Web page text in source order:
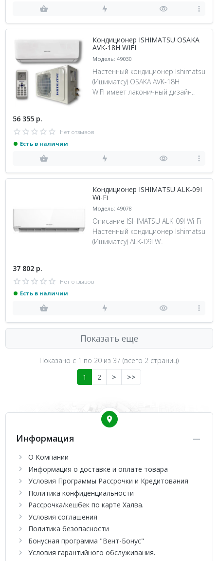
Кондиционер ISHIMATSU OSAKA
AVK-18H WIFI
Модель: 49030
Настенный кондиционер Ishimatsu
(Ишиматсу) OSAKA AVK-18H
WIFI имеет лаконичный дизайн..
56 355 р.
Нет отзывов
Есть в наличии
Кондиционер ISHIMATSU ALK-09I
Wi-Fi
Модель: 49078
Описание ISHIMATSU ALK-09I Wi-Fi
Настенный кондиционер Ishimatsu
(Ишиматсу) ALK-09I W..
37 802 р.
Нет отзывов
Есть в наличии
Показать еще
Показано с 1 по 20 из 37 (всего 2 страниц)
1
2 > >>
Информация
О Компании
Информация о доставке и оплате товара
Условия Программы Рассрочки и Кредитования
Политика конфиденциальности
Рассрочка/кешбек по карте Халва.
Условия соглашения
Политика безопасности
Бонусная программа "Вент-Бонус"
Условия гарантийного обслуживания.